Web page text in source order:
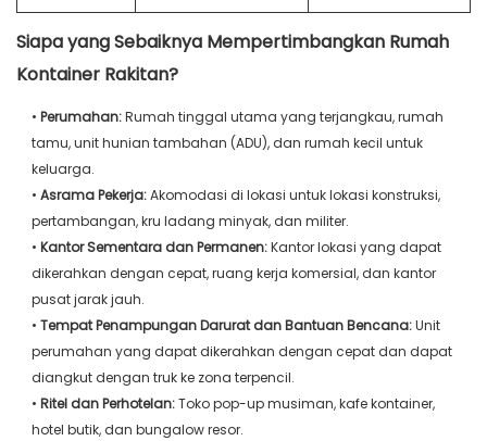
Siapa yang Sebaiknya Mempertimbangkan Rumah
Kontainer Rakitan?
•Perumahan:Rumah tinggal utama yang terjangkau, rumah
tamu, unit hunian tambahan (ADU), dan rumah kecil untuk
keluarga.
•Asrama Pekerja:Akomodasi di lokasi untuk lokasi konstruksi,
pertambangan, kru ladang minyak, dan militer.
•Kantor Sementara dan Permanen:Kantor lokasi yang dapat
dikerahkan dengan cepat, ruang kerja komersial, dan kantor
pusat jarak jauh.
•Tempat Penampungan Darurat dan Bantuan Bencana:Unit
perumahan yang dapat dikerahkan dengan cepat dan dapat
diangkut dengan truk ke zona terpencil.
•Ritel dan Perhotelan:Toko pop-up musiman, kafe kontainer,
hotel butik, dan bungalow resor.